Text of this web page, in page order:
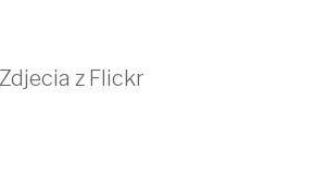
Zdjecia z Flickr